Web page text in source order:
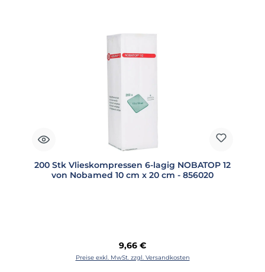
200 Stk Vlieskompressen 6-lagig NOBATOP 12
von Nobamed 10 cm x 20 cm - 856020
Regulärer Preis:
9,66 €
Preise exkl. MwSt. zzgl. Versandkosten